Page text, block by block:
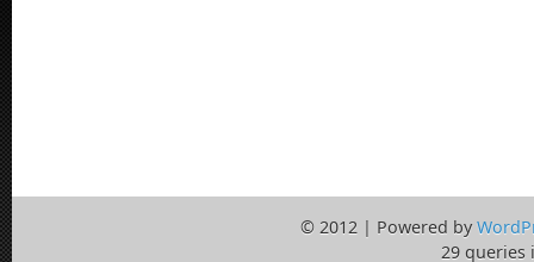
© 2012 | Powered by
29 queries